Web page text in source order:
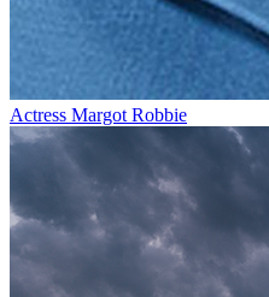
Actress Margot Robbie